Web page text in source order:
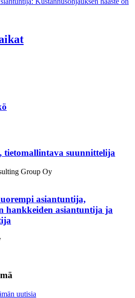
tietomallintava suunnittelija
Group Oy
asiantuntija,
hankkeiden asiantuntija ja
uutisia